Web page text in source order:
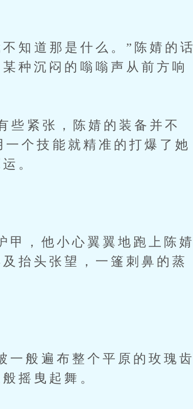
知道那是什么。”陈婧的话
种沉闷的嗡嗡声从前方响
紧张，陈婧的装备并不
个技能就精准的打爆了她
。
，他小心翼翼地跑上陈婧
抬头张望，一篷刺鼻的蒸
般遍布整个平原的玫瑰齿
摇曳起舞。